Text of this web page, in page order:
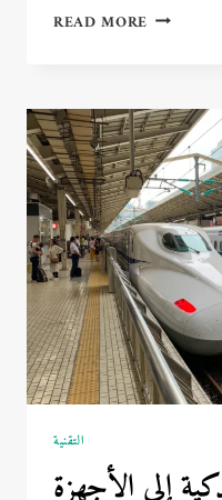
READ MORE الأبراج
2026…
هل
أنت
منهم؟
التقنية
إلى الأجهزة